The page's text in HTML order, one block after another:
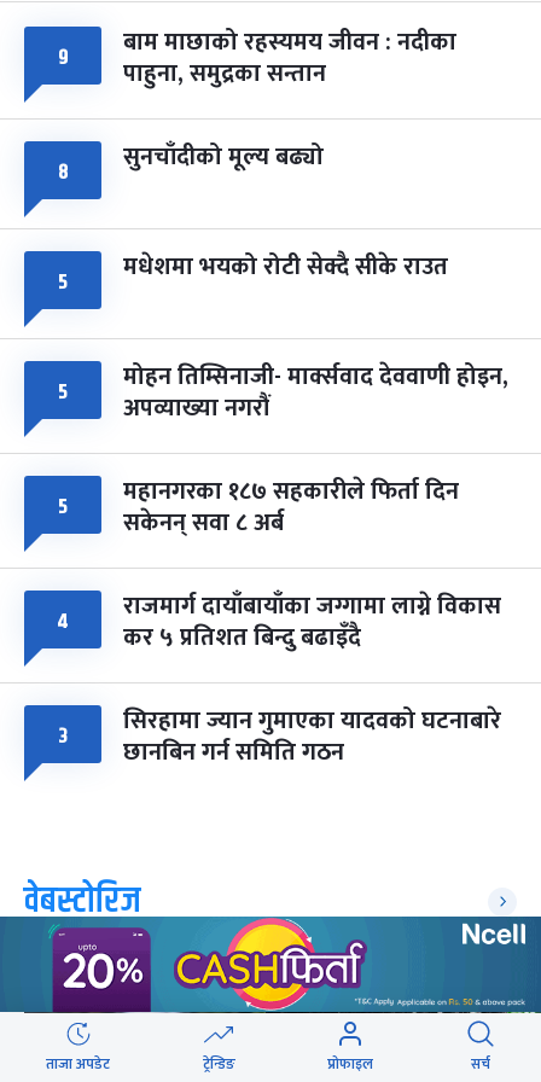
८ फागुपूर्णिमा
चैत्र ८, २०८३-Mar 22, 2027
७ महिना बाँकी
९ बाम माछाको रहस्यमय जीवन : नदीका
पाहुना, समुद्रका सन्तान
८ सुनचाँदीको मूल्य बढ्यो
५ मधेशमा भयको रोटी सेक्दै सीके राउत
५ मोहन तिम्सिनाजी- मार्क्सवाद देववाणी होइन,
अपव्याख्या नगरौं
५ महानगरका १८७ सहकारीले फिर्ता दिन
सकेनन् सवा ८ अर्ब
४ राजमार्ग दायाँबायाँका जग्गामा लाग्ने विकास
कर ५ प्रतिशत बिन्दु बढाइँदै
३ सिरहामा ज्यान गुमाएका यादवको घटनाबारे
छानबिन गर्न समिति गठन
वेबस्टोरिज
ताजा अपडेट ट्रेन्डिङ प्रोफाइल सर्च